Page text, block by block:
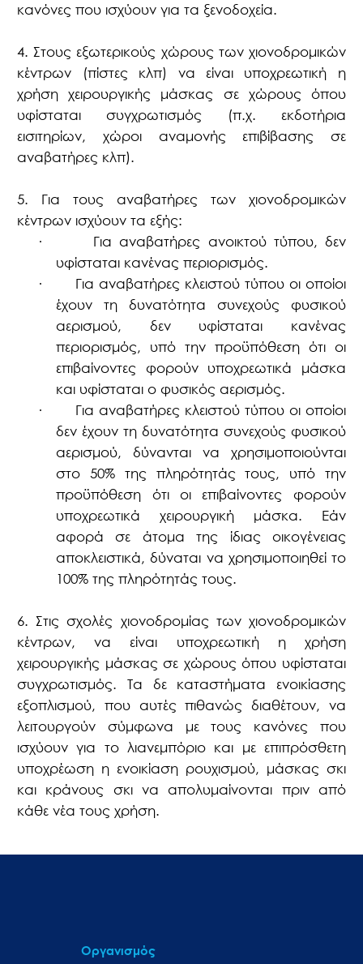
κανόνες που ισχύουν για τα ξενοδοχεία.
4. Στους εξωτερικούς χώρους των χιονοδρομικών
κέντρων (πίστες κλπ) να είναι υποχρεωτική η
χρήση χειρουργικής μάσκας σε χώρους όπου
υφίσταται συγχρωτισμός (π.χ. εκδοτήρια
εισιτηρίων, χώροι αναμονής επιβίβασης σε
αναβατήρες κλπ).
5. Για τους αναβατήρες των χιονοδρομικών
κέντρων ισχύουν τα εξής:
·
Για αναβατήρες ανοικτού τύπου, δεν
υφίσταται κανένας περιορισμός.
·
Για αναβατήρες κλειστού τύπου οι οποίοι
έχουν τη δυνατότητα συνεχούς φυσικού
αερισμού, δεν υφίσταται κανένας
περιορισμός, υπό την προϋπόθεση ότι οι
επιβαίνοντες φορούν υποχρεωτικά μάσκα
και υφίσταται ο φυσικός αερισμός.
·
Για αναβατήρες κλειστού τύπου οι οποίοι
δεν έχουν τη δυνατότητα συνεχούς φυσικού
αερισμού, δύνανται να χρησιμοποιούνται
στο 50% της πληρότητάς τους, υπό την
προϋπόθεση ότι οι επιβαίνοντες φορούν
υποχρεωτικά χειρουργική μάσκα. Εάν
αφορά σε άτομα της ίδιας οικογένειας
αποκλειστικά, δύναται να χρησιμοποιηθεί το
100% της πληρότητάς τους.
6. Στις σχολές χιονοδρομίας των χιονοδρομικών
κέντρων, να είναι υποχρεωτική η χρήση
χειρουργικής μάσκας σε χώρους όπου υφίσταται
συγχρωτισμός. Τα δε καταστήματα ενοικίασης
εξοπλισμού, που αυτές πιθανώς διαθέτουν, να
λειτουργούν σύμφωνα με τους κανόνες που
ισχύουν για το λιανεμπόριο και με επιπρόσθετη
υποχρέωση η ενοικίαση ρουχισμού, μάσκας σκι
και κράνους σκι να απολυμαίνονται πριν από
κάθε νέα τους χρήση.
Οργανισμός